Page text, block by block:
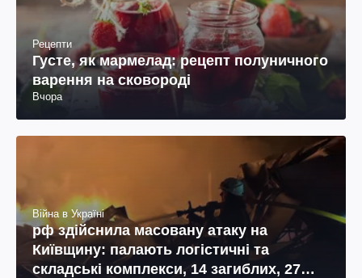
Рецепти
Густе, як мармелад: рецепт полуничного
варення на сковороді
Вчора
Війна в Україні
рф здійснила масовану атаку на
Київщину: палають логістичні та
складські комплекси, 14 загиблих, 27